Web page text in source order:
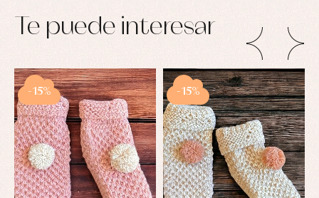
Te puede interesar
-15% -15%